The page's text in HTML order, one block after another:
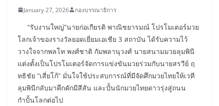
January 27, 2026 กองบรรณาธิการ
“รับงานใหญ่”นายก่อเกียรติ พาณิชยารมณ์ โปรโมเตอร์มวย
โลกเจ้าของรางวัลยอดเยี่ยมเอเชีย 3 สถาบัน ได้รับความไว้
วางใจจากพลโท พงศ์ชาติ กัมพลานุวงศ์ นายสนามมวยลุมพินี
แต่งตั้งเป็นโปรโมเตอร์จัดการแข่งขันมวยร่วมกับนายสรวีย์ ฤ
ทธิชัย “เสี่ยโก้” มั่นใจใช้ประสบการณ์ที่มีจัดศึกมวยไทยให้เวที
ลุมพินีกลับมาคึกคักมีสีสัน และปั้นนักมวยไทยดาวรุ่งสู่ถนน
กำปั้นโลกต่อไป